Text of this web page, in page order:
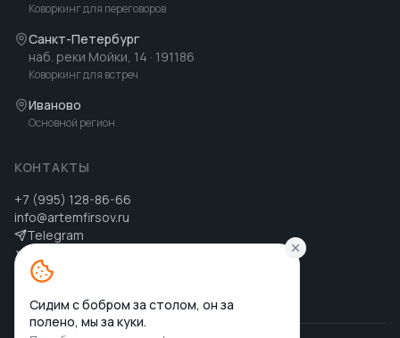
Коворкинг для переговоров
Санкт-Петербург
наб. реки Мойки, 14 · 191186
Коворкинг для встреч
Иваново
Основной регион
КОНТАКТЫ
+7 (995) 128-86-66
info@artemfirsov.ru
Telegram
MAX MAX
Сидим с бобром за столом, он за
полено, мы за куки.